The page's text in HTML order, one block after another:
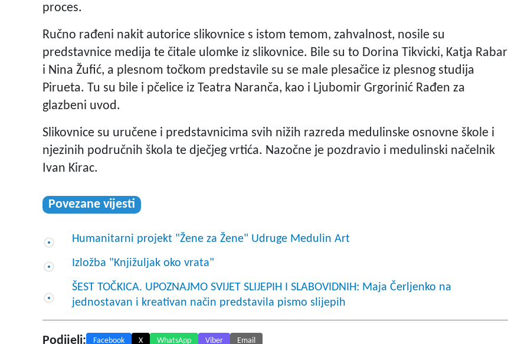
proces.
Ručno rađeni nakit autorice slikovnice s istom temom, zahvalnost, nosile su
predstavnice medija te čitale ulomke iz slikovnice. Bile su to Dorina Tikvicki, Katja Rabar
i Nina Žufić, a plesnom točkom predstavile su se male plesačice iz plesnog studija
Pirueta. Tu su bile i pčelice iz Teatra Naranča, kao i Ljubomir Grgorinić Rađen za
glazbeni uvod.
Slikovnice su uručene i predstavnicima svih nižih razreda medulinske osnovne škole i
njezinih područnih škola te dječjeg vrtića. Nazočne je pozdravio i medulinski načelnik
Ivan Kirac.
Povezane vijesti
Humanitarni projekt "Žene za Žene" Udruge Medulin Art
Izložba "Knjižuljak oko vrata"
ŠEST TOČKICA. UPOZNAJMO SVIJET SLIJEPIH I SLABOVIDNIH: Maja Čerljenko na
jednostavan i kreativan način predstavila pismo slijepih
Podijeli: Facebook X WhatsApp Viber Email